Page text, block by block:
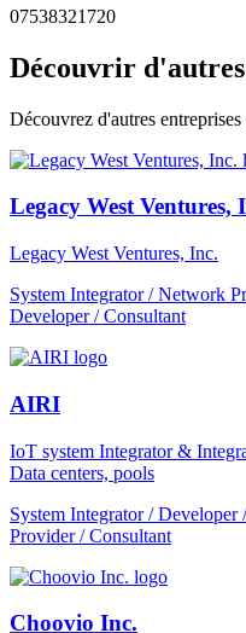
07538321720
Découvrir
Découvrez d'autres
Legacy West Ventures,
Legacy West Ventures, Inc.
System Integrator / Network
Developer / Consultant
AIRI
IoT system Integrator &
Data centers, pools
System Integrator /
Provider / Consultant
Choovio Inc.